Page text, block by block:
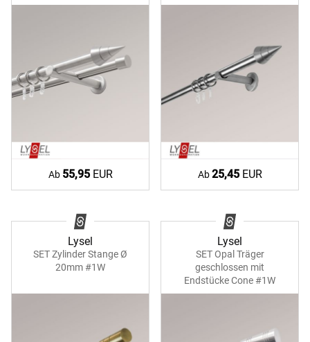
Ab 55,95EUR Ab25,45EUR
Lysel
SET Zylinder Stange Ø
20mm #1W
Lysel
SET Opal Träger
geschlossen mit
Endstücke Cone #1W